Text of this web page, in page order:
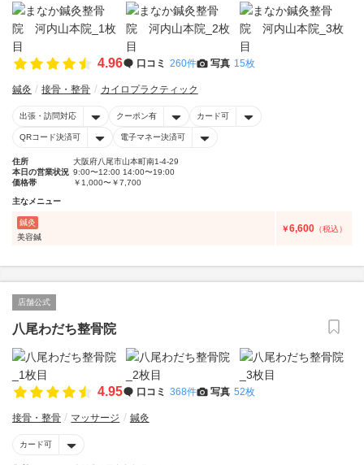
4.96 口コミ 260件 写真 15枚
鍼灸 接骨・整骨 カイロプラクティック
出張・訪問対応 クーポン有 カード可
QRコード決済可 電子マネー決済可
住所
大阪府八尾市山本町南1-4-29
本日の営業状況 9:00〜12:00 14:00〜19:00
価格帯
￥1,000〜￥7,700
主なメニュー
鍼灸
美容鍼
￥6,600 （税込）
店舗公式
八尾わだち整骨院
4.95 口コミ 368件 写真 52枚
接骨・整骨 マッサージ 鍼灸
カード可